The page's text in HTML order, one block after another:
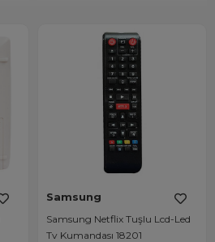
Samsung
Samsung Netflix Tuşlu Lcd-Led
Tv Kumandası 18201